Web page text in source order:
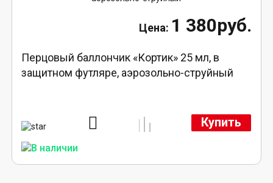
1 380руб.
Перцовый баллончик «Кортик» 25 мл, в
защитном футляре, аэрозольно-струйный
Купить